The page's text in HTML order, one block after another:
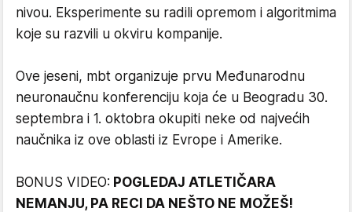
nivou. Eksperimente su radili opremom i algoritmima
koje su razvili u okviru kompanije.
Ove jeseni, mbt organizuje prvu Međunarodnu
neuronaučnu konferenciju koja će u Beogradu 30.
septembra i 1. oktobra okupiti neke od najvećih
naučnika iz ove oblasti iz Evrope i Amerike.
BONUS VIDEO: POGLEDAJ ATLETIČARA
NEMANJU, PA RECI DA NEŠTO NE MOŽEŠ!